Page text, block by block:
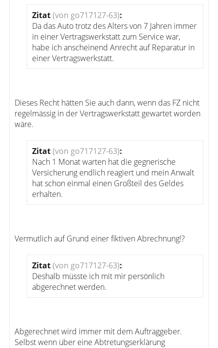
Zitat(von go717127-63):
Da das Auto trotz des Alters von 7 Jahren immer
in einer Vertragswerkstatt zum Service war,
habe ich anscheinend Anrecht auf Reparatur in
einer Vertragswerkstatt.
Dieses Recht hätten Sie auch dann, wenn das FZ nicht
regelmässig in der Vertragswerkstatt gewartet worden
wäre.
Zitat(von go717127-63):
Nach 1 Monat warten hat die gegnerische
Versicherung endlich reagiert und mein Anwalt
hat schon einmal einen Großteil des Geldes
erhalten.
Vermutlich auf Grund einer fiktiven Abrechnung!?
Zitat(von go717127-63):
Deshalb müsste ich mit mir persönlich
abgerechnet werden.
Abgerechnet wird immer mit dem Auftraggeber.
Selbst wenn über eine Abtretungserklärung